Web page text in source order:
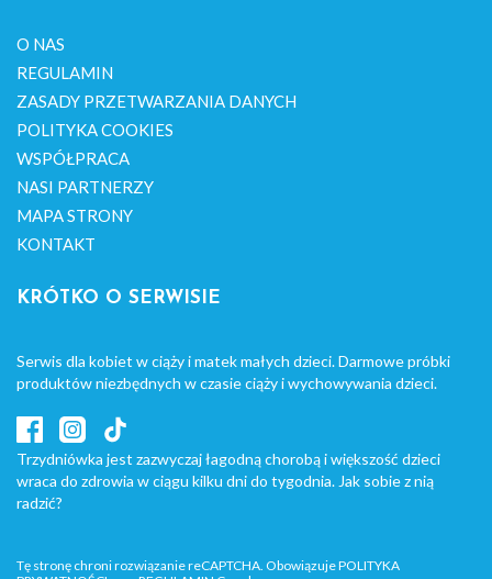
O NAS
REGULAMIN
ZASADY PRZETWARZANIA DANYCH
POLITYKA COOKIES
WSPÓŁPRACA
NASI PARTNERZY
MAPA STRONY
KONTAKT
KRÓTKO O SERWISIE
Serwis dla kobiet w ciąży i matek małych dzieci. Darmowe próbki
produktów niezbędnych w czasie ciąży i wychowywania dzieci.
Trzydniówka jest zazwyczaj łagodną chorobą i większość dzieci
wraca do zdrowia w ciągu kilku dni do tygodnia. Jak sobie z nią
radzić?
Tę stronę chroni rozwiązanie reCAPTCHA. ObowiązujePOLITYKA